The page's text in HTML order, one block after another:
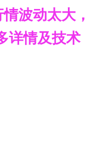
波动太大，
详情及技术